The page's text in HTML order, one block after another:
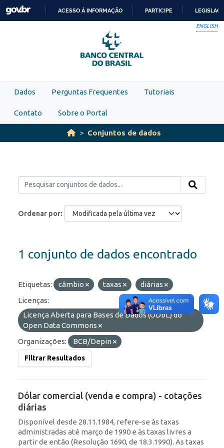
Skip to main content
PARA
O
CONTEÚDO
ACESSO À INFORMAÇÃO PARTICIPE
ENGLISH
Dados Perguntas Frequentes Tutoriais
Contato Sobre o Portal
Conjuntos de dados
Ordenar por
1 conjunto de dados encontrado
Etiquetas: câmbio taxas
diárias
Licenças:
Licença Aberta para Bases de Dados (ODbL) do
Open Data Commons
Organizações:
BCB/Depin
Filtrar Resultados
Dólar comercial (venda e compra) - cotações
diárias
Disponível desde 28.11.1984, refere-se às taxas
administradas até março de 1990 e às taxas livres a
partir de então (Resolução 1690, de 18.3.1990). As taxas